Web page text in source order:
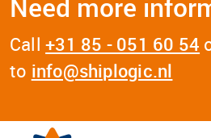
Call+31 85 - 051 60 54
to info@shiplogic.nl